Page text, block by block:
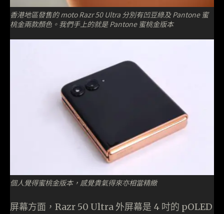
香港地區發售的 moto Razr 50 Ultra 分別有凹豆綠及 Pantone 蜜
桃金兩款顏色。我們手上的就是 Pantone 蜜桃金版本
個人覺得蜜桃金版本，感覺貴氣得來亦相當精緻
屏幕方面，Razr 50 Ultra 外屏幕是 4 吋的 pOLED